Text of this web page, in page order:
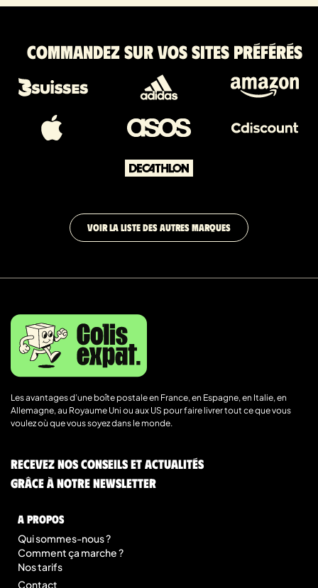
Commandez sur vos sites préférés
VOIR LA LISTE DES AUTRES MARQUES
Les avantages d’une boîte postale en France, en Espagne, en Italie, en
Allemagne, au Royaume Uni ou aux US pour faire livrer tout ce que vous
voulez où que vous soyez dans le monde.
Recevez nos conseils et actualités
grâce à notre newsletter
A Propos
Qui sommes-nous ?
Comment ça marche ?
Nos tarifs
Contact